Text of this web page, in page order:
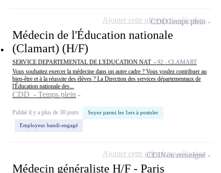
Médecin de l'Éducation nationale
(Clamart) (H/F)
SERVICE DEPARTEMENTAL DE L'EDUCATION NAT - 92 - CLAMART
Vous souhaitez exercer la médecine dans un autre cadre ? Vous voulez contribuer au
bien-être et à la réussite des élèves ? La Direction des services départementaux de
l'Éducation nationale des...
CDD - Temps plein
Publié il y a plus de 30 jours Soyez parmi les 1ers à postuler
Employeur handi-engagé
CDDTemps plein
Ajouter cette offre à ma sélection
Médecin généraliste H/F - Paris
CDINon renseigné
Ajouter cette offre à ma sélection